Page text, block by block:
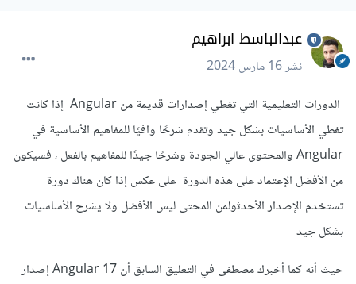
عبدالباسط ابراهيم
نشر16 مارس 2024
الدورات التعليمية التي تغطي إصدارات قديمة من Angular إذا كانت
تغطي الأساسيات بشكل جيد وتقدم شرحًا وافيًا للمفاهيم الأساسية في
Angular والمحتوى عالي الجودة وشرحًا جيدًا للمفاهيم بالفعل ، فسيكون
من الأفضل الإعتماد على هذه الدورة على عكس إذا كان هناك دورة
تستخدم الإصدار الأحدثولمن المحتى ليس الأفضل ولا يشرح الأساسيات
بشكل جيد
حيث أنه كما أخبرك مصطفى في التعليق السابق أن Angular 17 إصدار